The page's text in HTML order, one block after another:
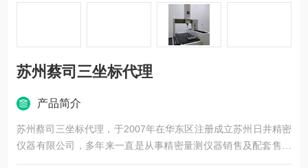
苏州蔡司三坐标代理
产品简介
苏州蔡司三坐标代理，于2007年在华东区注册成立苏州日井精密
仪器有限公司，多年来一直是从事精密量测仪器销售及配套售后
维修服务为一体的精密仪器公司。